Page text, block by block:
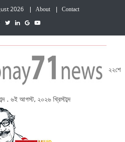
2026 About Contact
২২শে
. ৬ই আগস্ট, ২০২৬ খ্রিস্টাব্দ